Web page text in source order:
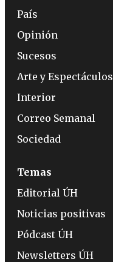
País
Opinión
Sucesos
Arte y Espectáculos
Interior
Correo Semanal
Sociedad
Temas
Editorial ÚH
Noticias positivas
Pódcast ÚH
Newsletters ÚH